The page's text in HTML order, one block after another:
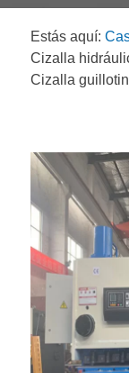
Estás aquí:
Cizalla
Cizalla